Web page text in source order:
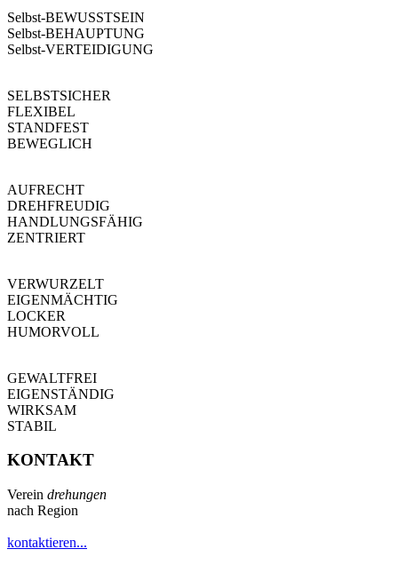
Selbst-BEWUSSTSEIN
Selbst-BEHAUPTUNG
Selbst-VERTEIDIGUNG
SELBSTSICHER
FLEXIBEL
STANDFEST
BEWEGLICH
AUFRECHT
DREHFREUDIG
HANDLUNGSFÄHIG
ZENTRIERT
VERWURZELT
EIGENMÄCHTIG
LOCKER
HUMORVOLL
GEWALTFREI
EIGENSTÄNDIG
WIRKSAM
STABIL
KONTAKT
Verein drehungen
nach Region
kontaktieren...